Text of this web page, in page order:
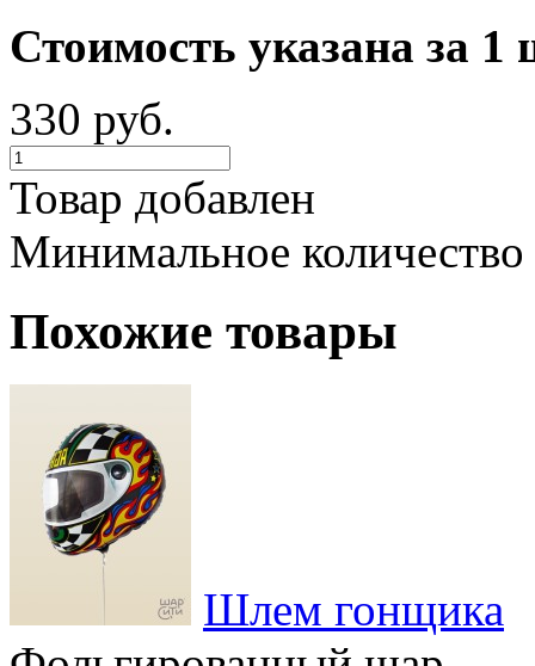
Стоимость указана за 1
330 руб.
Товар добавлен
Минимальное
Похожие товары
Шлем гонщика